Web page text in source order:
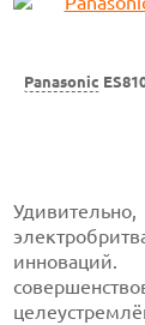
Panasonic